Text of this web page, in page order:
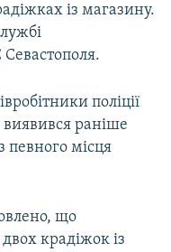
із магазину.
поліції
раніше
певного місця
що
крадіжок із